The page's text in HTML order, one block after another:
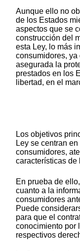
Aunque ello no
de los Estados
aspectos que se
construcción del
esta Ley, lo más
consumidores,
asegurada la
prestados en los
libertad, en el
Los objetivos
Ley se centran
consumidores,
características de
En prueba de
cuanto a la
consumidores
Puede
para que el
conocimiento por
respectivos